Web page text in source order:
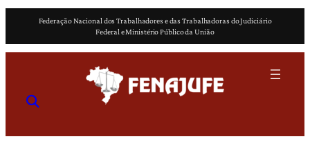
o
Federação Nacional dos Trabalhadores e das Trabalhadoras do Judiciário
Federal e Ministério Público da União